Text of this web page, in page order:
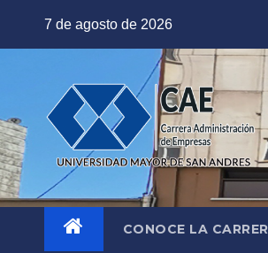
7 de agosto de 2026
CONOCE LA